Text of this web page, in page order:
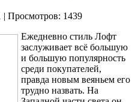
| Просмотров: 1439
Ежедневно стиль Лофт
заслуживает всё большую
и большую популярность
среди покупателей,
правда новым веяньем его
трудно назвать. На